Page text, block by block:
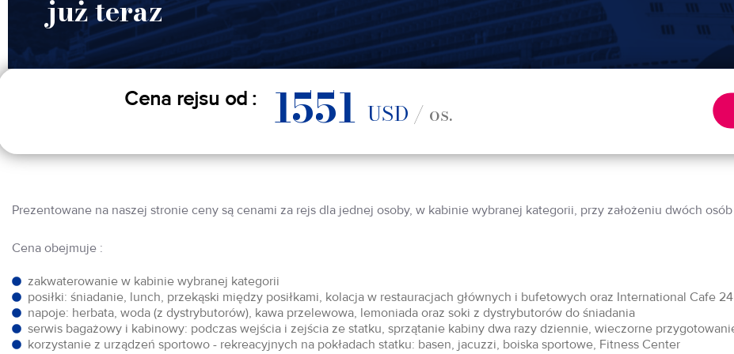
już teraz
Cena rejsu od : 1551USD / os.
Prezentowane na naszej stronie ceny są cenami za rejs dla jednej osoby, w kabinie wybranej kategorii, przy założeniu dwóch
Cena obejmuje :
zakwaterowanie w kabinie wybranej kategorii
posiłki: śniadanie, lunch, przekąski między posiłkami, kolacja w restauracjach głównych i bufetowych oraz International Cafe
napoje: herbata, woda (z dystrybutorów), kawa przelewowa, lemoniada oraz soki z dystrybutorów do śniadania
serwis bagażowy i kabinowy: podczas wejścia i zejścia ze statku, sprzątanie kabiny dwa razy dziennie, wieczorne
korzystanie z urządzeń sportowo - rekreacyjnych na pokładach statku: basen, jacuzzi, boiska sportowe, Fitness Center